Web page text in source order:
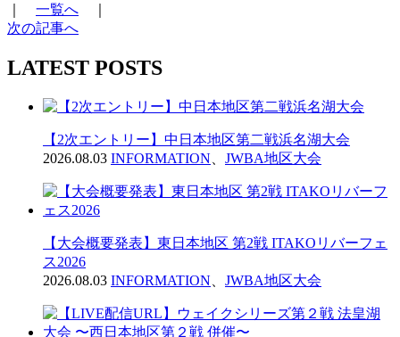
一覧へ
次の記事へ
LATEST POSTS
【2次エントリー】中日本地区第二戦浜名湖大会
2026.08.03 INFORMATION JWBA地区大会
【大会概要発表】東日本地区 第2戦 ITAKOリバーフェ
ス2026
2026.08.03 INFORMATION JWBA地区大会